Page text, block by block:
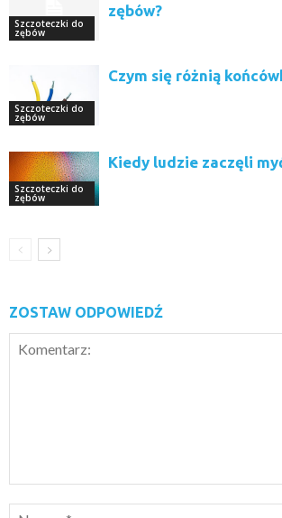
Szczoteczki do
zębów
zębów?
Szczoteczki do
zębów
Czym się różnią
Szczoteczki do
zębów
Kiedy ludzie zaczęli
ZOSTAW ODPOWIEDŹ